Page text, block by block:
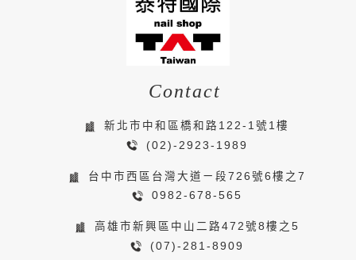
Contact
新北市中和區橋和路122-1號1樓
(02)-2923-1989
台中市西區台灣大道ㄧ段726號6樓之7
0982-678-565
高雄市新興區中山二路472號8樓之5
(07)-281-8909